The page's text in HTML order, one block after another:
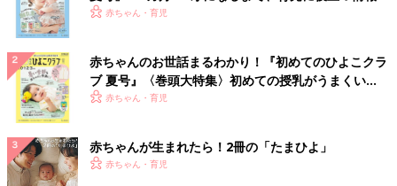
いっぱい！
赤ちゃん・育児
赤ちゃんのお世話まるわかり！『初めてのひよこクラ
ブ 夏号』〈巻頭大特集〉初めての授乳がうまくい
く！ おっぱい・ミルクの基本と夏のトラブル 解決テ
赤ちゃん・育児
赤ちゃんが生まれたら！2冊の「たまひよ」
赤ちゃん・育児